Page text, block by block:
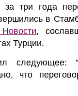
три года
в
,
Турции.
следующее:
что